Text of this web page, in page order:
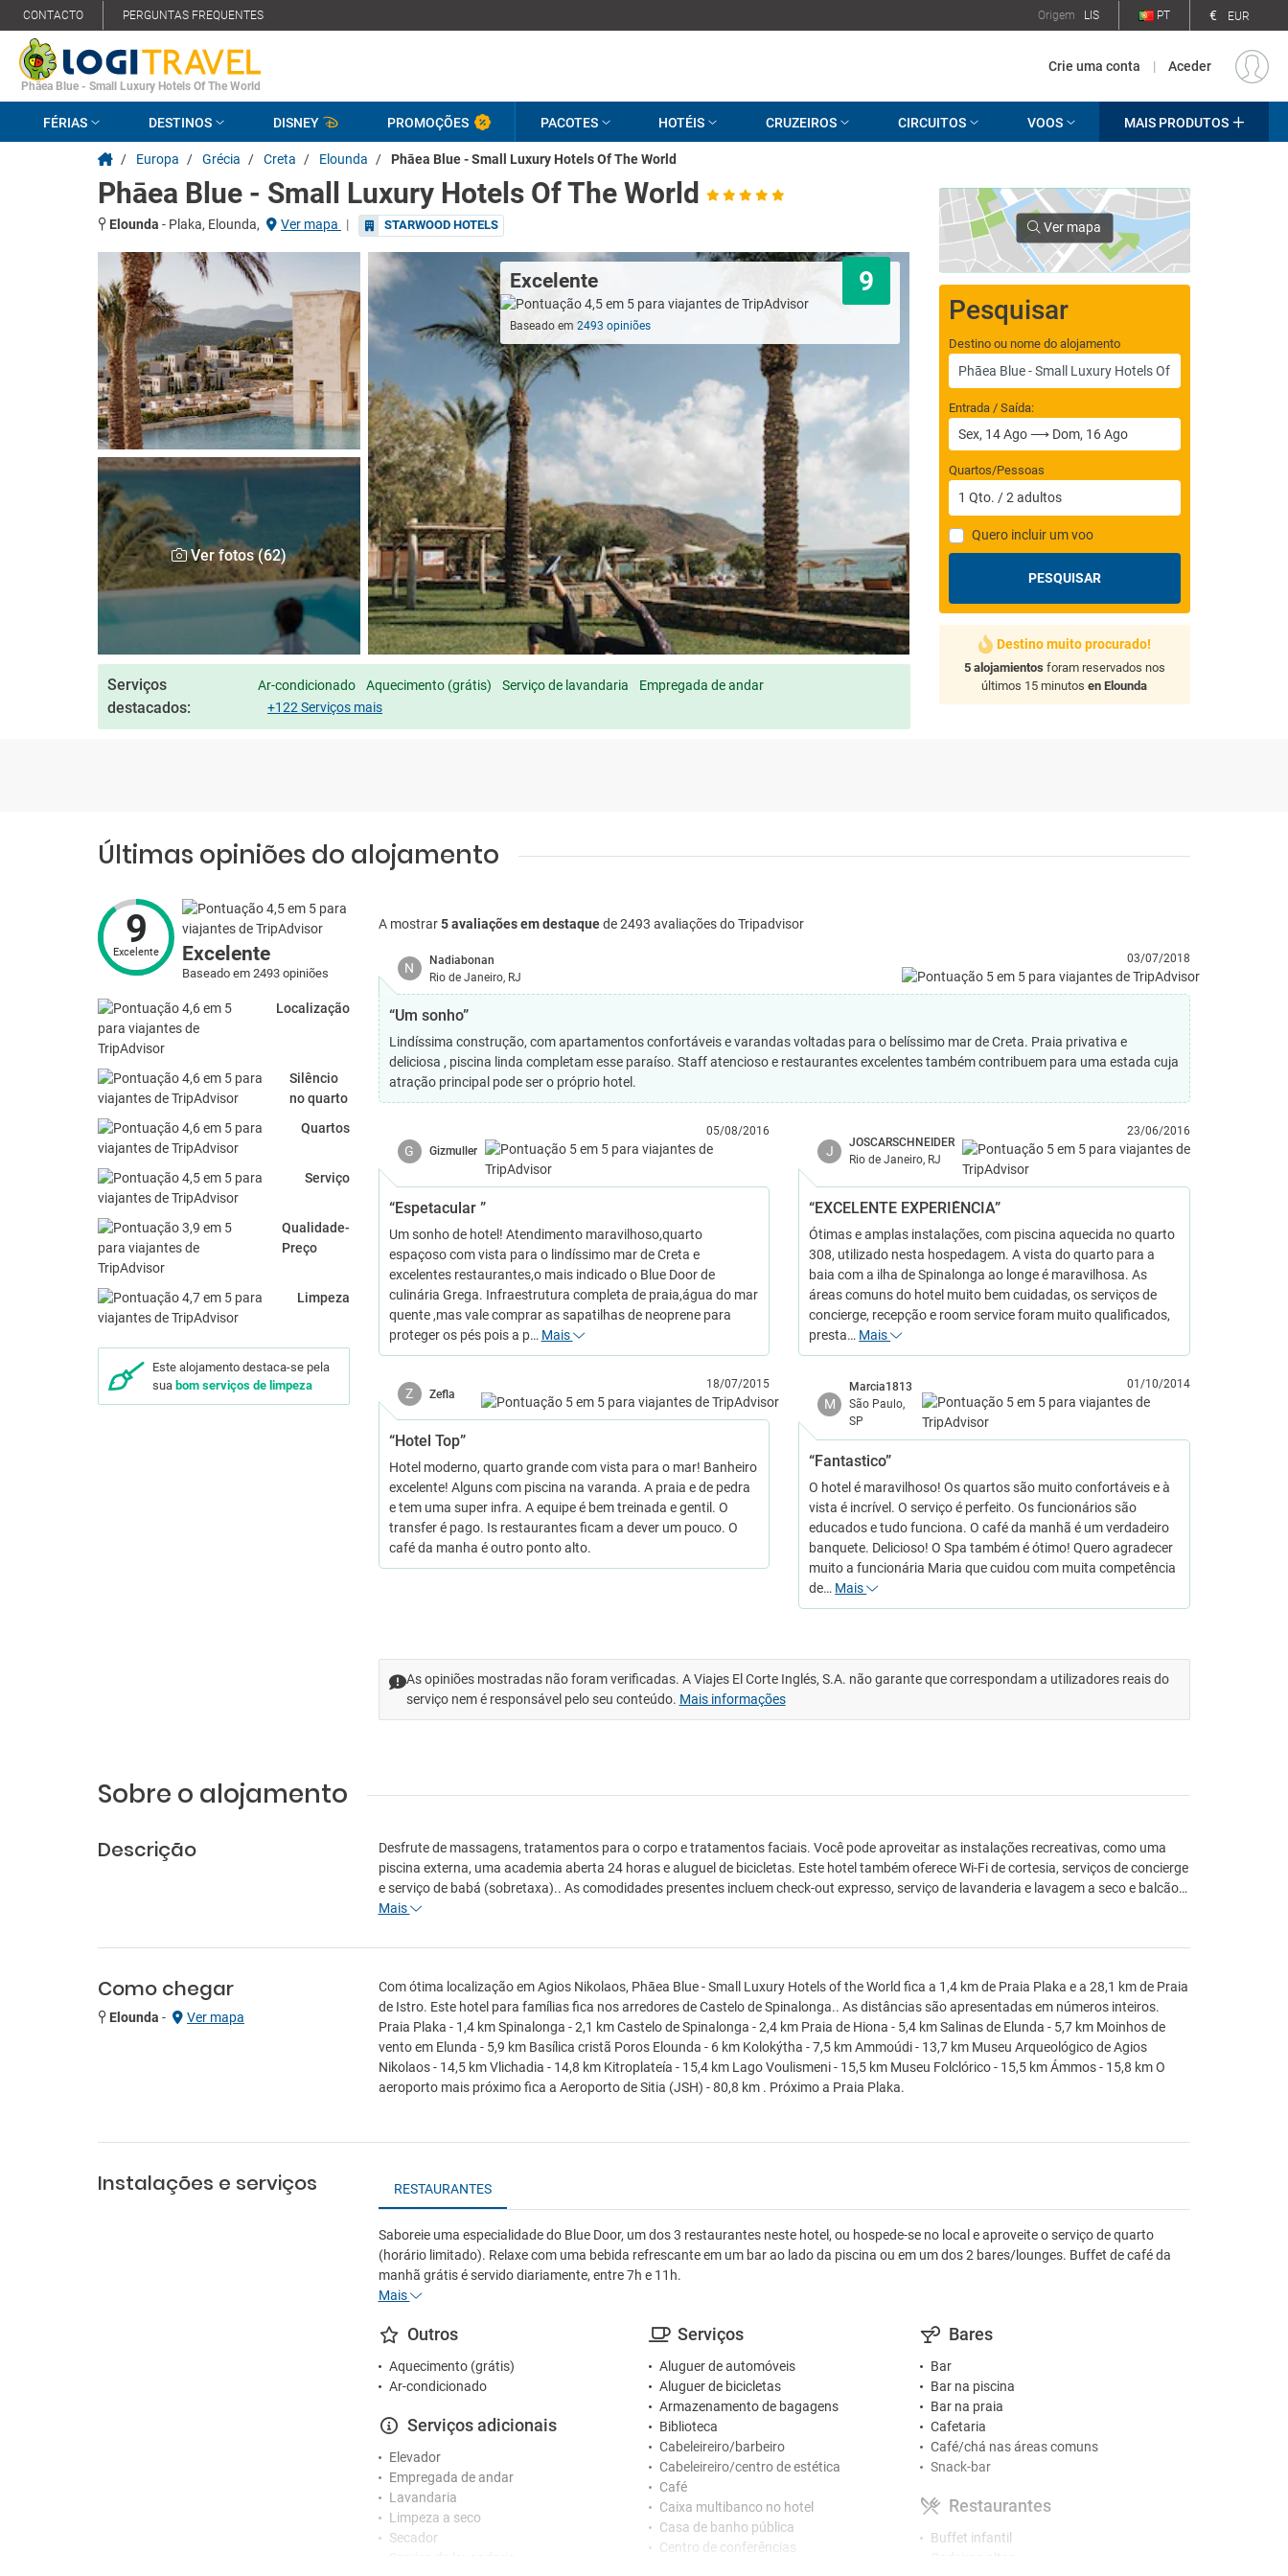
CONTACTO PERGUNTAS FREQUENTES Origem LIS PT € EUR
Phāea Blue - Small Luxury Hotels Of The World
Crie uma conta | Aceder
FÉRIAS DESTINOS DISNEY PROMOÇÕES PACOTES HOTÉIS CRUZEIROS CIRCUITOS VOOS MAIS PRODUTOS
/ Europa / Grécia / Creta / Elounda / Phāea Blue - Small Luxury Hotels Of The World
Phāea Blue - Small Luxury Hotels Of The World
Elounda - Plaka, Elounda, Ver mapa | STARWOOD HOTELS
Ver fotos (62)
Excelente 9
Baseado em2493 opiniões
Serviços
destacados:
Ar-condicionado Aquecimento (grátis) Serviço de lavandaria
Empregada de andar
+122 Serviços mais
Ver mapa
Pesquisar
Destino ou nome do alojamento
Entrada / Saída:
Quartos/Pessoas
1 Qto. /2 adultos
Quero incluir um voo
PESQUISAR
Destino muito procurado!
5 alojamientos foram reservados nos
últimos 15 minutosen Elounda
Últimas opiniões do alojamento
9
Excelente Excelente
Baseado em 2493 opiniões
Localização
Silêncio
no quarto
Quartos
Serviço
Qualidade-
Preço
Limpeza
Este alojamento destaca-se pela
sua bom serviços de limpeza
A mostrar5 avaliações em destaquede 2493 avaliações do Tripadvisor
N
Nadiabonan
Rio de Janeiro, RJ
03/07/2018
“Um sonho”
Lindíssima construção, com apartamentos confortáveis e varandas voltadas para o belíssimo mar de Creta. Praia privativa e
deliciosa , piscina linda completam esse paraíso. Staff atencioso e restaurantes excelentes também contribuem para uma estada cuja
atração principal pode ser o próprio hotel.
G Gizmuller
05/08/2016
“Espetacular ”
Um sonho de hotel! Atendimento maravilhoso,quarto
espaçoso com vista para o lindíssimo mar de Creta e
excelentes restaurantes,o mais indicado o Blue Door de
culinária Grega. Infraestrutura completa de praia,água do mar
quente ,mas vale comprar as sapatilhas de neoprene para
proteger os pés pois a p… Mais
J
JOSCARSCHNEIDER
Rio de Janeiro, RJ
23/06/2016
“EXCELENTE EXPERIÊNCIA”
Ótimas e amplas instalações, com piscina aquecida no quarto
308, utilizado nesta hospedagem. A vista do quarto para a
baia com a ilha de Spinalonga ao longe é maravilhosa. As
áreas comuns do hotel muito bem cuidadas, os serviços de
concierge, recepção e room service foram muito qualificados,
presta… Mais
Z Zefla
18/07/2015
“Hotel Top”
Hotel moderno, quarto grande com vista para o mar! Banheiro
excelente! Alguns com piscina na varanda. A praia e de pedra
e tem uma super infra. A equipe é bem treinada e gentil. O
transfer é pago. Is restaurantes ficam a dever um pouco. O
café da manha é outro ponto alto.
M
Marcia1813
São Paulo,
SP
01/10/2014
“Fantastico”
O hotel é maravilhoso! Os quartos são muito confortáveis e à
vista é incrível. O serviço é perfeito. Os funcionários são
educados e tudo funciona. O café da manhã é um verdadeiro
banquete. Delicioso! O Spa também é ótimo! Quero agradecer
muito a funcionária Maria que cuidou com muita competência
de… Mais
As opiniões mostradas não foram verificadas. A Viajes El Corte Inglés, S.A. não garante que correspondam a utilizadores reais do
serviço nem é responsável pelo seu conteúdo. Mais informações
Sobre o alojamento
Descrição
Desfrute de massagens, tratamentos para o corpo e tratamentos faciais. Você pode aproveitar as instalações recreativas, como uma
piscina externa, uma academia aberta 24 horas e aluguel de bicicletas. Este hotel também oferece Wi-Fi de cortesia, serviços de concierge
e serviço de babá (sobretaxa).. As comodidades presentes incluem check-out expresso, serviço de lavanderia e lavagem a seco e balcão…
Mais
Como chegar
Elounda - Ver mapa
Com ótima localização em Agios Nikolaos, Phāea Blue - Small Luxury Hotels of the World fica a 1,4 km de Praia Plaka e a 28,1 km de Praia
de Istro. Este hotel para famílias fica nos arredores de Castelo de Spinalonga.. As distâncias são apresentadas em números inteiros.
Praia Plaka - 1,4 km Spinalonga - 2,1 km Castelo de Spinalonga - 2,4 km Praia de Hiona - 5,4 km Salinas de Elunda - 5,7 km Moinhos de
vento em Elunda - 5,9 km Basílica cristã Poros Elounda - 6 km Kolokýtha - 7,5 km Ammoúdi - 13,7 km Museu Arqueológico de Agios
Nikolaos - 14,5 km Vlichadia - 14,8 km Kitroplateía - 15,4 km Lago Voulismeni - 15,5 km Museu Folclórico - 15,5 km Ámmos - 15,8 km O
aeroporto mais próximo fica a Aeroporto de Sitia (JSH) - 80,8 km . Próximo a Praia Plaka.
Instalações e serviços RESTAURANTES
Saboreie uma especialidade do Blue Door, um dos 3 restaurantes neste hotel, ou hospede-se no local e aproveite o serviço de quarto
(horário limitado). Relaxe com uma bebida refrescante em um bar ao lado da piscina ou em um dos 2 bares/lounges. Buffet de café da
manhã grátis é servido diariamente, entre 7h e 11h.
Mais
Outros
Aquecimento (grátis)
Ar-condicionado
Serviços adicionais
Elevador
Empregada de andar
Lavandaria
Limpeza a seco
Secador
Serviços
Aluguer de automóveis
Aluguer de bicicletas
Armazenamento de bagagens
Biblioteca
Cabeleireiro/barbeiro
Cabeleireiro/centro de estética
Café
Caixa multibanco no hotel
Casa de banho pública
Centro de conferências
Bares
Bar
Bar na piscina
Bar na praia
Cafetaria
Café/chá nas áreas comuns
Snack-bar
Restaurantes
Buffet infantil